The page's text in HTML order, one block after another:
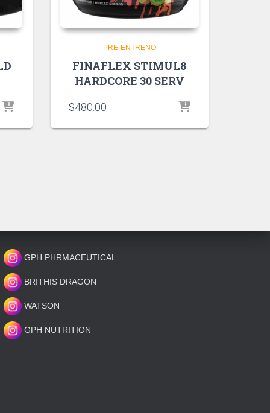
PRE-ENTRENO
FINAFLEX STIMUL8
HARDCORE 30 SERV
$480.00
GPH PHRMACEUTICAL
BRITHIS DRAGON
WATSON
GPH NUTRITION